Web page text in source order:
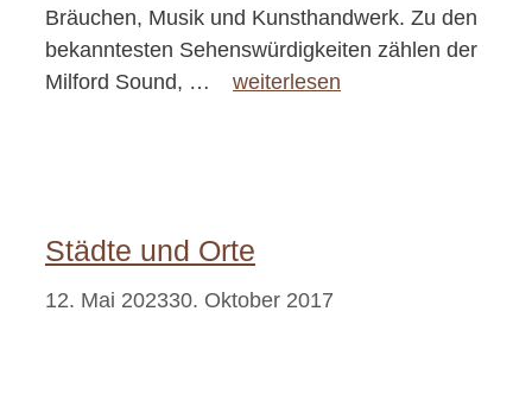
Bräuchen, Musik und Kunsthandwerk. Zu den
bekanntesten Sehenswürdigkeiten zählen der
Milford Sound, …
weiterlesen
Städte und Orte
12. Mai 202330. Oktober 2017